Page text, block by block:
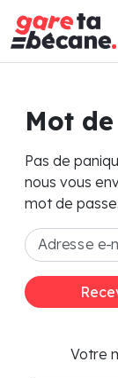
Mot
Pas de
nous vous
mot de passe.
Adresse e-
Votre